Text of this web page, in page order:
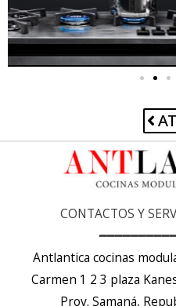
CONTACTOS Y
Antlantica cocinas
Carmen 1 2 3 plaza
Prov. Samaná,